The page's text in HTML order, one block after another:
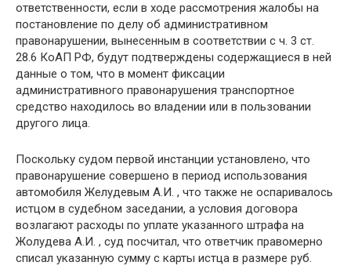
ответственности, если в ходе рассмотрения жалобы на
постановление по делу об административном
правонарушении, вынесенным в соответствии с ч. 3 ст.
28.6 КоАП РФ, будут подтверждены содержащиеся в ней
данные о том, что в момент фиксации
административного правонарушения транспортное
средство находилось во владении или в пользовании
другого лица.
Поскольку судом первой инстанции установлено, что
правонарушение совершено в период использования
автомобиля Желудевым А.И. , что также не оспаривалось
истцом в судебном заседании, а условия договора
возлагают расходы по уплате указанного штрафа на
Жолудева А.И. , суд посчитал, что ответчик правомерно
списал указанную сумму с карты истца в размере руб.